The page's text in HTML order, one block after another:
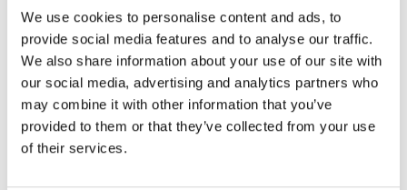
We use cookies to personalise content and ads, to
provide social media features and to analyse our traffic.
We also share information about your use of our site with
our social media, advertising and analytics partners who
may combine it with other information that you’ve
provided to them or that they’ve collected from your use
of their services.